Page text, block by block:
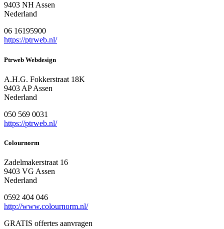
9403 NH Assen
Nederland
06 16195900
https://ptrweb.nl/
Ptrweb Webdesign
A.H.G. Fokkerstraat 18K
9403 AP Assen
Nederland
050 569 0031
https://ptrweb.nl/
Colournorm
Zadelmakerstraat 16
9403 VG Assen
Nederland
0592 404 046
http://www.colournorm.nl/
GRATIS offertes aanvragen